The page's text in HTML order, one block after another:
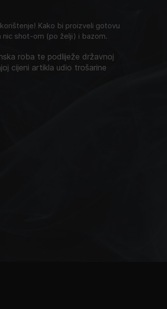
Kako bi proizveli gotovu
shot-om (po želji) i bazom.
roba te podliježe državnoj
cijeni artikla udio trošarine